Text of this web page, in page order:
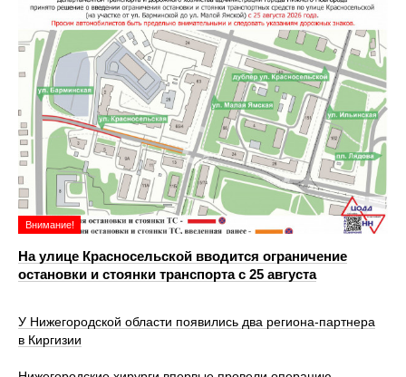
Внимание!
На улице Красносельской вводится ограничение
остановки и стоянки транспорта с 25 августа
У Нижегородской области появились два региона-партнера
в Киргизии